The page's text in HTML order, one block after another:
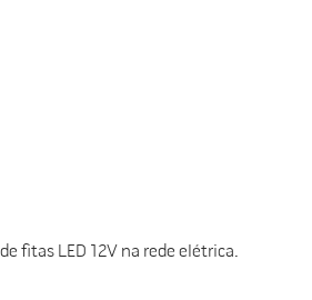
fitas LED 12V na rede elétrica.